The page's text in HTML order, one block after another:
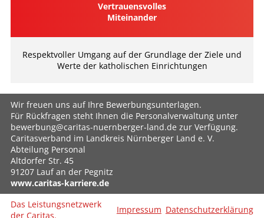
Vertrauensvolles
Miteinander
Respektvoller Umgang auf der Grundlage der Ziele und
Werte der katholischen Einrichtungen
Wir freuen uns auf Ihre Bewerbungsunterlagen.
Für Rückfragen steht Ihnen die Personalverwaltung unter
bewerbung@caritas-nuernberger-land.de zur Verfügung.
Caritasverband im Landkreis Nürnberger Land e. V.
Abteilung Personal
Altdorfer Str. 45
91207 Lauf an der Pegnitz
www.caritas-karriere.de
Das Leistungsnetzwerk
der Caritas.
Impressum Datenschutzerklärung